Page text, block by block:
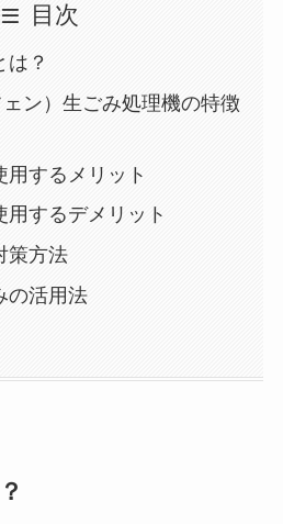
目次
は？
ン）生ごみ処理機の特徴
用するメリット
用するデメリット
策方法
の活用法